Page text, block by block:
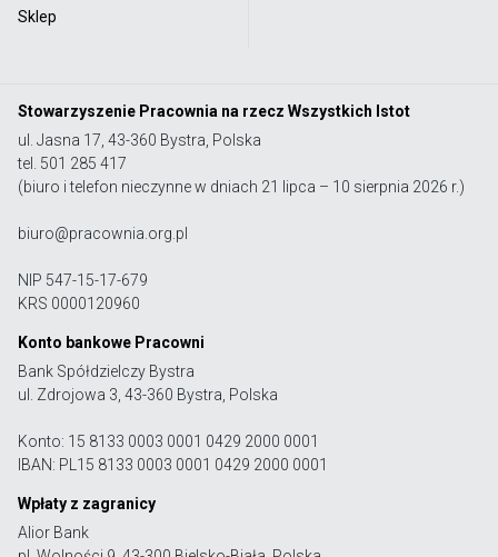
Sklep
Stowarzyszenie Pracownia na rzecz Wszystkich Istot
ul. Jasna 17, 43-360 Bystra, Polska
tel. 501 285 417
(biuro i telefon nieczynne w dniach 21 lipca – 10 sierpnia 2026 r.)
biuro@pracownia.org.pl
NIP 547-15-17-679
KRS 0000120960
Konto bankowe Pracowni
Bank Spółdzielczy Bystra
ul. Zdrojowa 3, 43-360 Bystra, Polska
Konto: 15 8133 0003 0001 0429 2000 0001
IBAN: PL15 8133 0003 0001 0429 2000 0001
Wpłaty z zagranicy
Alior Bank